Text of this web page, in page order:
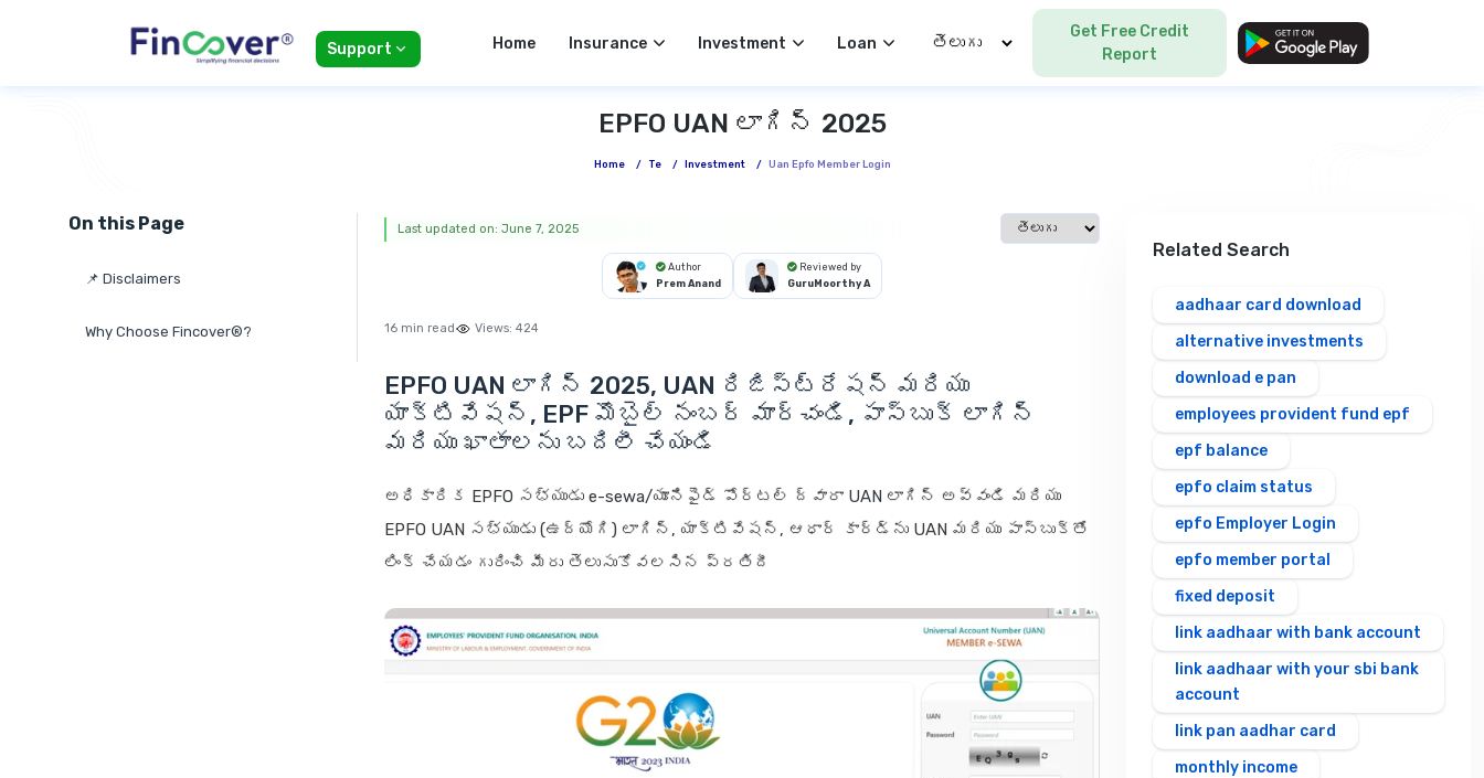
Support Home Insurance Investment Loan Select Language
Get Free Credit
Report
EPFO UAN లాగిన్ 2025
Home / Te / Investment / Uan Epfo Member Login
On this Page
📌 Disclaimers
Why Choose Fincover®?
Select language
Last updated on: June 7, 2025
Author
Prem Anand
Reviewed by
GuruMoorthy A
16 min read Views: 424
EPFO UAN లాగిన్ 2025, UAN రిజిస్ట్రేషన్ మరియు
యాక్టివేషన్, EPF మొబైల్ నంబర్ మార్చండి, పాస్‌బుక్ లాగిన్
మరియు ఖాతాలను బదిలీ చేయండి
అధికారిక EPFO సభ్యుడు e-sewa/యూనిఫైడ్ పోర్టల్ ద్వారా UAN లాగిన్ అవ్వండి మరియు
EPFO UAN సభ్యుడు (ఉద్యోగి) లాగిన్, యాక్టివేషన్, ఆధార్ కార్డ్‌ను UAN మరియు పాస్‌బుక్‌తో
లింక్ చేయడం గురించి మీరు తెలుసుకోవలసిన ప్రతిదీ
Related Search
aadhaar card download
alternative investments
download e pan
employees provident fund epf
epf balance
epfo claim status
epfo Employer Login
epfo member portal
fixed deposit
link aadhaar with bank account
link aadhaar with your sbi bank
account
link pan aadhar card
monthly income